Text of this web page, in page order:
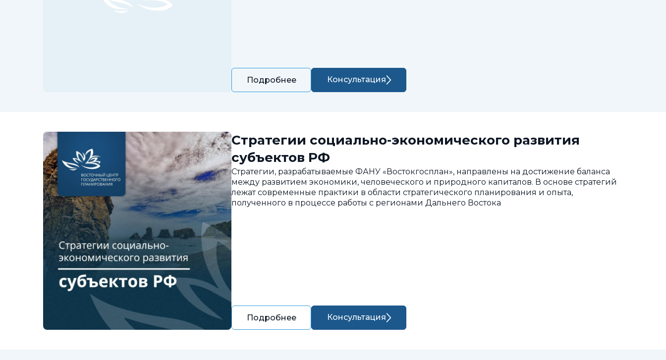
Подробнее Консультация
Стратегии социально-экономического развития
субъектов РФ
Стратегии, разрабатываемые ФАНУ «Востокгосплан», направлены на достижение баланса
между развитием экономики, человеческого и природного капиталов. В основе стратегий
лежат современные практики в области стратегического планирования и опыта,
полученного в процессе работы с регионами Дальнего Востока
Подробнее Консультация